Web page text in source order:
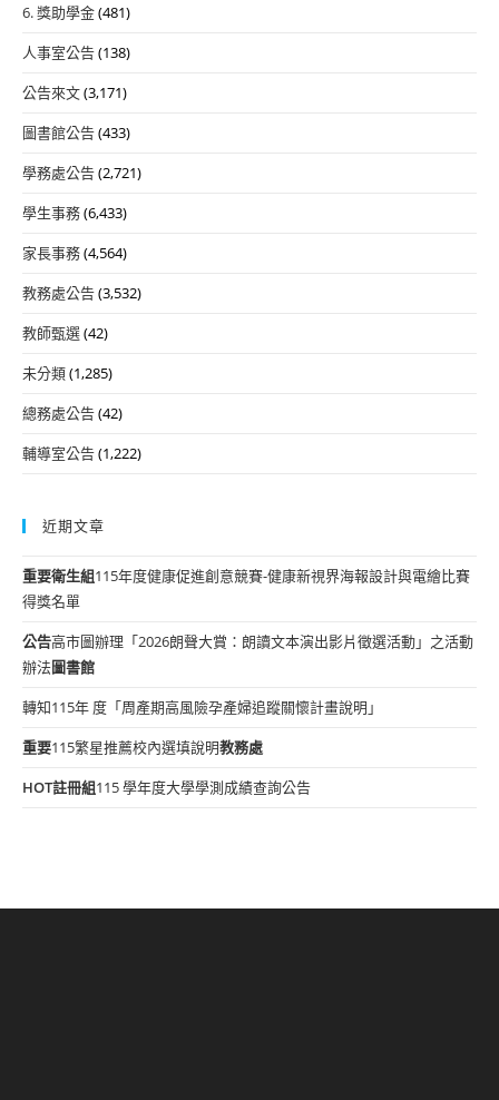
6. 獎助學金(481)
人事室公告(138)
公告來文(3,171)
圖書館公告(433)
學務處公告(2,721)
學生事務(6,433)
家長事務(4,564)
教務處公告(3,532)
教師甄選(42)
未分類(1,285)
總務處公告(42)
輔導室公告(1,222)
近期文章
重要衛生組115年度健康促進創意競賽-健康新視界海報設計與電繪比賽
得獎名單
公告高市圖辦理「2026朗聲大賞：朗讀文本演出影片徵選活動」之活動
辦法圖書館
轉知115年 度「周產期高風險孕產婦追蹤關懷計畫說明」
重要115繁星推薦校內選填說明教務處
HOT註冊組115 學年度大學學測成績查詢公告